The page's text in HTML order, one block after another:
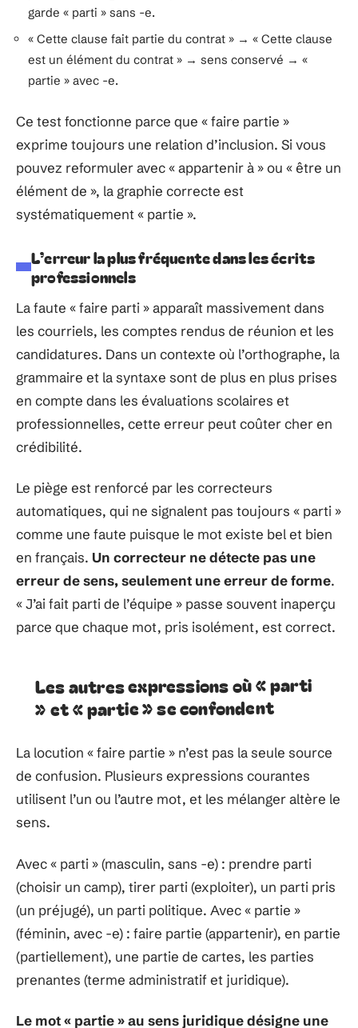
garde « parti » sans -e.
« Cette clause fait partie du contrat » → « Cette clause
est un élément du contrat » → sens conservé → «
partie » avec -e.
Ce test fonctionne parce que « faire partie »
exprime toujours une relation d’inclusion. Si vous
pouvez reformuler avec « appartenir à » ou « être un
élément de », la graphie correcte est
systématiquement « partie ».
L’erreur la plus fréquente dans les écrits
professionnels
La faute « faire parti » apparaît massivement dans
les courriels, les comptes rendus de réunion et les
candidatures. Dans un contexte où l’orthographe, la
grammaire et la syntaxe sont de plus en plus prises
en compte dans les évaluations scolaires et
professionnelles, cette erreur peut coûter cher en
crédibilité.
Le piège est renforcé par les correcteurs
automatiques, qui ne signalent pas toujours « parti »
comme une faute puisque le mot existe bel et bien
en français. Un correcteur ne détecte pas une
erreur de sens, seulement une erreur de forme.
« J’ai fait parti de l’équipe » passe souvent inaperçu
parce que chaque mot, pris isolément, est correct.
Les autres expressions où « parti
» et « partie » se confondent
La locution « faire partie » n’est pas la seule source
de confusion. Plusieurs expressions courantes
utilisent l’un ou l’autre mot, et les mélanger altère le
sens.
Avec « parti » (masculin, sans -e) : prendre parti
(choisir un camp), tirer parti (exploiter), un parti pris
(un préjugé), un parti politique. Avec « partie »
(féminin, avec -e) : faire partie (appartenir), en partie
(partiellement), une partie de cartes, les parties
prenantes (terme administratif et juridique).
Le mot « partie » au sens juridique désigne une